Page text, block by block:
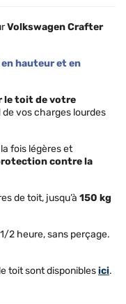
Volkswagen Crafter
en hauteur et en
le toit de votre
de vos charges lourdes
fois légères et
contre la
de toit, jusqu’à 150 kg
2 heure, sans perçage.
toit sont disponiblesici.